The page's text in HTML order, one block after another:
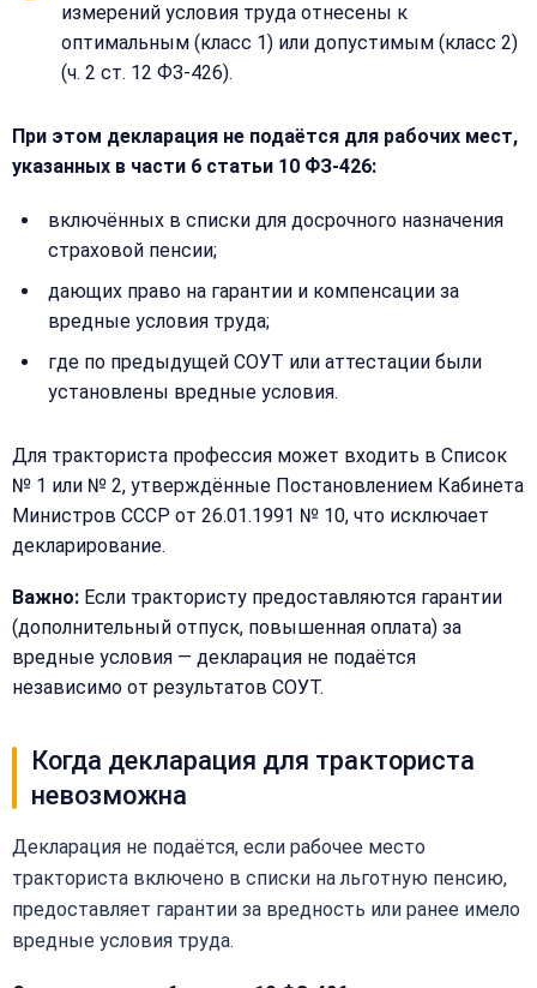
измерений условия труда отнесены к
оптимальным (класс 1) или допустимым (класс 2)
(ч. 2 ст. 12 ФЗ-426).
При этом декларация не подаётся для рабочих мест,
указанных в части 6 статьи 10 ФЗ-426:
включённых в списки для досрочного назначения
страховой пенсии;
дающих право на гарантии и компенсации за
вредные условия труда;
где по предыдущей СОУТ или аттестации были
установлены вредные условия.
Для тракториста профессия может входить в Список
№ 1 или № 2, утверждённые Постановлением Кабинета
Министров СССР от 26.01.1991 № 10, что исключает
декларирование.
Важно: Если трактористу предоставляются гарантии
(дополнительный отпуск, повышенная оплата) за
вредные условия — декларация не подаётся
независимо от результатов СОУТ.
Когда декларация для тракториста
невозможна
Декларация не подаётся, если рабочее место
тракториста включено в списки на льготную пенсию,
предоставляет гарантии за вредность или ранее имело
вредные условия труда.